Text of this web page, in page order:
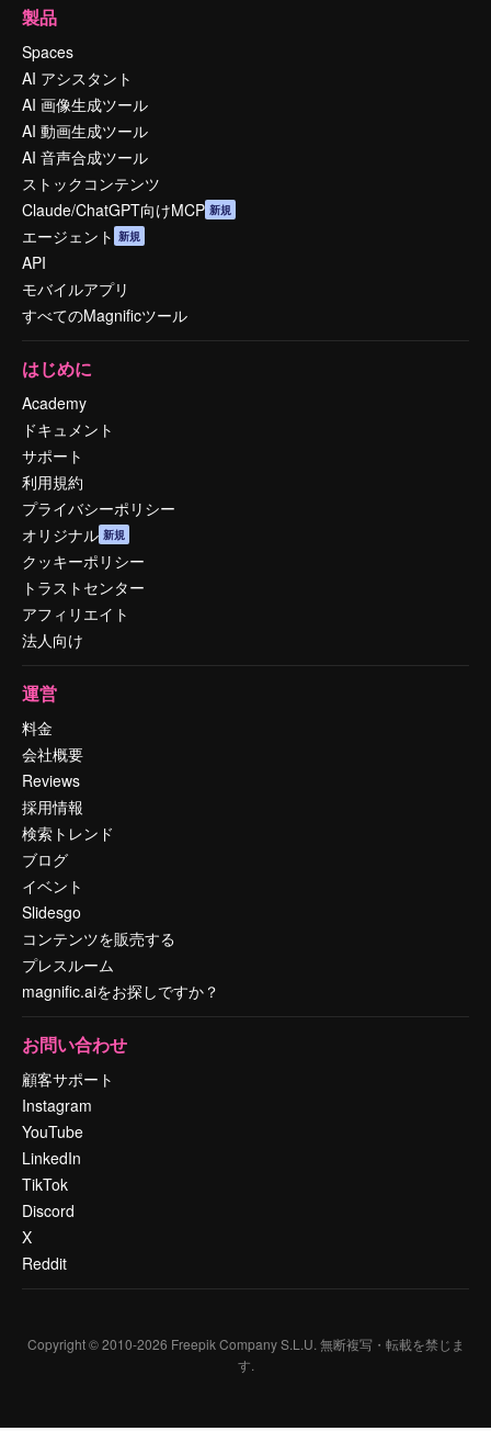
製品
Spaces
AI アシスタント
AI 画像生成ツール
AI 動画生成ツール
AI 音声合成ツール
ストックコンテンツ
Claude/ChatGPT向けMCP 新規
エージェント 新規
API
モバイルアプリ
すべてのMagnificツール
はじめに
Academy
ドキュメント
サポート
利用規約
プライバシーポリシー
オリジナル 新規
クッキーポリシー
トラストセンター
アフィリエイト
法人向け
運営
料金
会社概要
Reviews
採用情報
検索トレンド
ブログ
イベント
Slidesgo
コンテンツを販売する
プレスルーム
magnific.aiをお探しですか？
お問い合わせ
顧客サポート
Instagram
YouTube
LinkedIn
TikTok
Discord
X
Reddit
Copyright © 2010-2026 Freepik Company S.L.U. 無断複写・転載を禁じま
す.